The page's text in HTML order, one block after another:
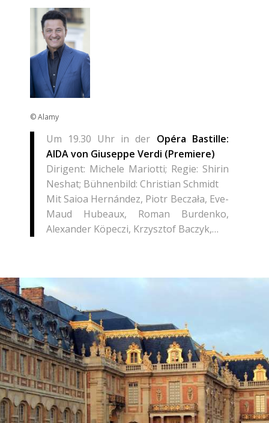
© Alamy
Um 19.30 Uhr in der Opéra Bastille:
AIDA von Giuseppe Verdi (Premiere)
Dirigent: Michele Mariotti; Regie: Shirin
Neshat; Bühnenbild: Christian Schmidt
Mit Saioa Hernández, Piotr Beczała, Eve-
Maud Hubeaux, Roman Burdenko,
Alexander Köpeczi, Krzysztof Baczyk,…